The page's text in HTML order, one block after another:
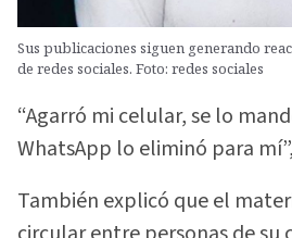
Sus publicaciones siguen generando
de redes sociales. Foto: redes sociales
“Agarró mi celular, se lo
WhatsApp lo eliminó para
También explicó que el